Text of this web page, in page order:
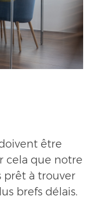
être
cela que notre
prêt à trouver
brefs délais.